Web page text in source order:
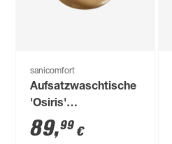
sanicomfort
Aufsatzwaschtische
'Osiris'
goldfarben/glänzend
Ø 17,9 x 35,8 x 21,5
89,99 €